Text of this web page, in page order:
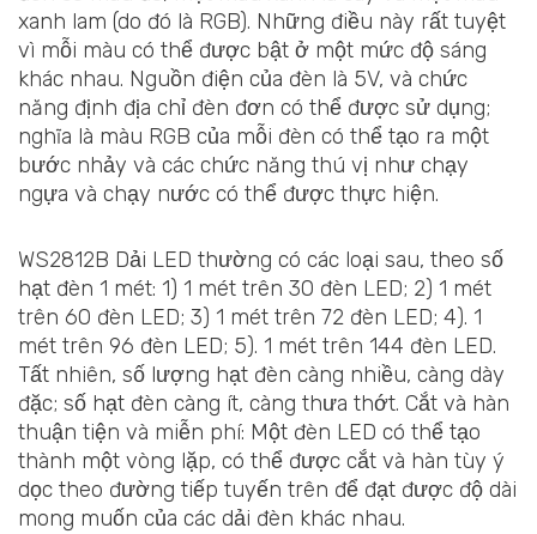
xanh lam (do đó là RGB). Những điều này rất tuyệt
vì mỗi màu có thể được bật ở một mức độ sáng
khác nhau. Nguồn điện của đèn là 5V, và chức
năng định địa chỉ đèn đơn có thể được sử dụng;
nghĩa là màu RGB của mỗi đèn có thể tạo ra một
bước nhảy và các chức năng thú vị như chạy
ngựa và chạy nước có thể được thực hiện.
WS2812B Dải LED thường có các loại sau, theo số
hạt đèn 1 mét: 1) 1 mét trên 30 đèn LED; 2) 1 mét
trên 60 đèn LED; 3) 1 mét trên 72 đèn LED; 4). 1
mét trên 96 đèn LED; 5). 1 mét trên 144 đèn LED.
Tất nhiên, số lượng hạt đèn càng nhiều, càng dày
đặc; số hạt đèn càng ít, càng thưa thớt. Cắt và hàn
thuận tiện và miễn phí: Một đèn LED có thể tạo
thành một vòng lặp, có thể được cắt và hàn tùy ý
dọc theo đường tiếp tuyến trên để đạt được độ dài
mong muốn của các dải đèn khác nhau.